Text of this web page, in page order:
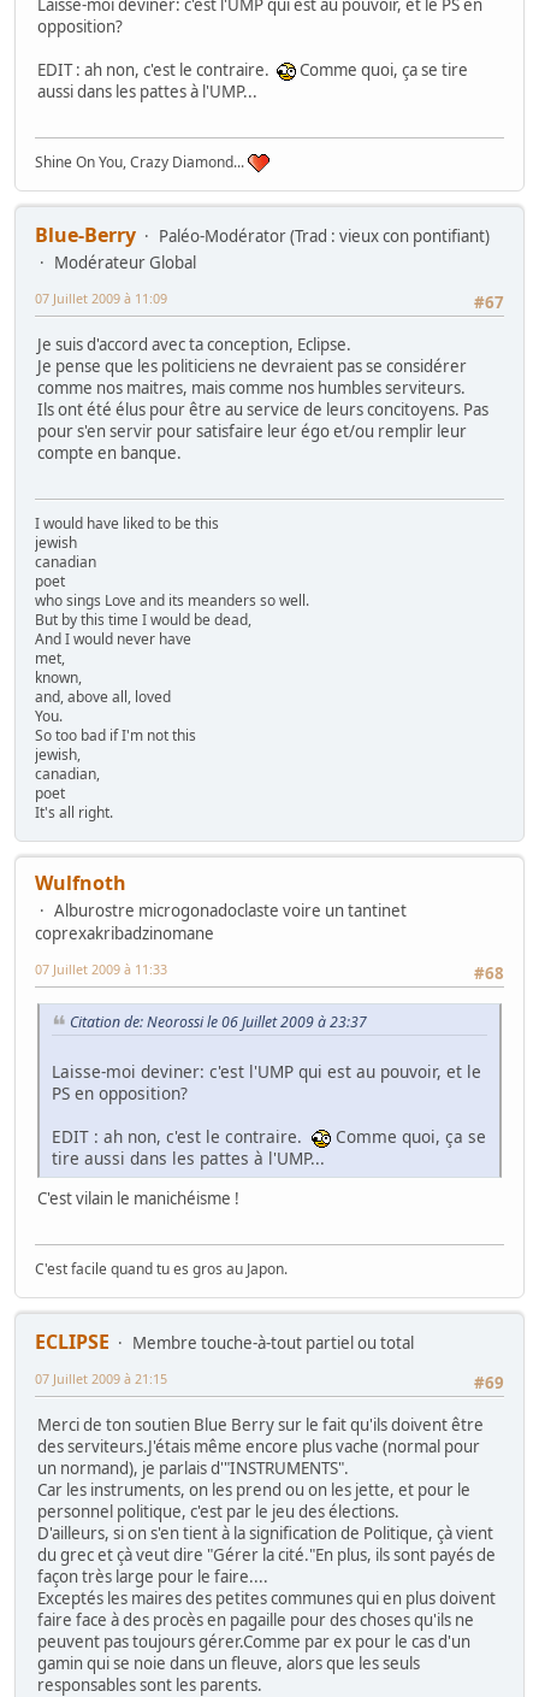
Laisse-moi deviner: c'est l'UMP qui est au pouvoir, et le PS en
opposition?
EDIT : ah non, c'est le contraire.
Comme quoi, ça se tire
aussi dans les pattes à l'UMP...
Shine On You, Crazy Diamond...
Blue-Berry
Paléo-Modérator (Trad : vieux con pontifiant)
Modérateur Global
#67
07 Juillet 2009 à 11:09
Je suis d'accord avec ta conception, Eclipse.
Je pense que les politiciens ne devraient pas se considérer
comme nos maitres, mais comme nos humbles serviteurs.
Ils ont été élus pour être au service de leurs concitoyens. Pas
pour s'en servir pour satisfaire leur égo et/ou remplir leur
compte en banque.
I would have liked to be this
jewish
canadian
poet
who sings Love and its meanders so well.
But by this time I would be dead,
And I would never have
met,
known,
and, above all, loved
You.
So too bad if I'm not this
jewish,
canadian,
poet
It's all right.
Wulfnoth
Alburostre microgonadoclaste voire un tantinet
coprexakribadzinomane
#68
07 Juillet 2009 à 11:33
Citation de: Neorossi le 06 Juillet 2009 à 23:37
Laisse-moi deviner: c'est l'UMP qui est au pouvoir, et le
PS en opposition?
EDIT : ah non, c'est le contraire.
Comme quoi, ça se
tire aussi dans les pattes à l'UMP...
C'est vilain le manichéisme !
C'est facile quand tu es gros au Japon.
ECLIPSE
Membre touche-à-tout partiel ou total
#69
07 Juillet 2009 à 21:15
Merci de ton soutien Blue Berry sur le fait qu'ils doivent être
des serviteurs.J'étais même encore plus vache (normal pour
un normand), je parlais d'"INSTRUMENTS".
Car les instruments, on les prend ou on les jette, et pour le
personnel politique, c'est par le jeu des élections.
D'ailleurs, si on s'en tient à la signification de Politique, çà vient
du grec et çà veut dire "Gérer la cité."En plus, ils sont payés de
façon très large pour le faire....
Exceptés les maires des petites communes qui en plus doivent
faire face à des procès en pagaille pour des choses qu'ils ne
peuvent pas toujours gérer.Comme par ex pour le cas d'un
gamin qui se noie dans un fleuve, alors que les seuls
responsables sont les parents.